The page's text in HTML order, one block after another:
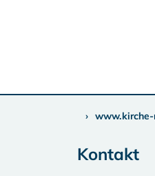
www.kirche-
Kontakt